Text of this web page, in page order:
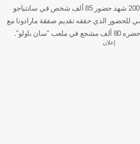
وكان تقديم الدون في عام 2009 شهد حضور 85 ألف شخص في سانتياجو
للحضور الذي حققه تقديم صفقة مارادونا مع
إعلان